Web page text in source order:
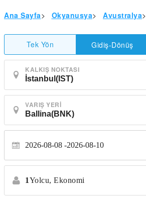
Ana Sayfa> Okyanusya> Avustralya>
Tek Yön Gidiş-Dönüş
KALKIŞ NOKTASI
VARIŞ YERI
2026-08-08 2026-08-10
1Yolcu, Ekonomi